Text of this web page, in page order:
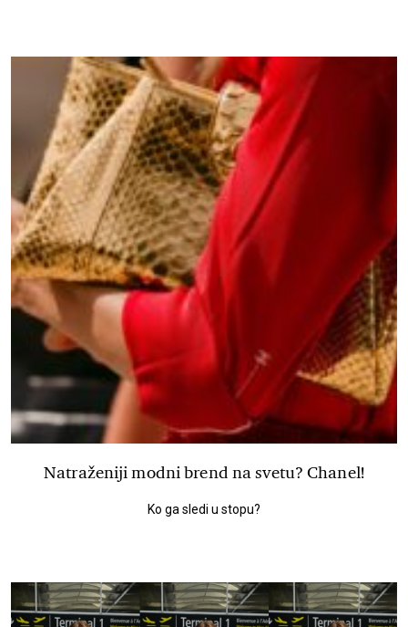
Natraženiji modni brend na svetu? Chanel!
Ko ga sledi u stopu?